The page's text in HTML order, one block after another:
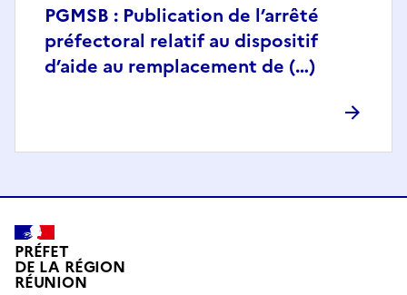
PGMSB : Publication de l’arrêté
préfectoral relatif au dispositif
d’aide au remplacement de (…)
PRÉFET
DE LA RÉGION
RÉUNION